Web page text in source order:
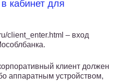
кабинет для
client_enter.html – вход
клиент должен
аппаратным устройством,